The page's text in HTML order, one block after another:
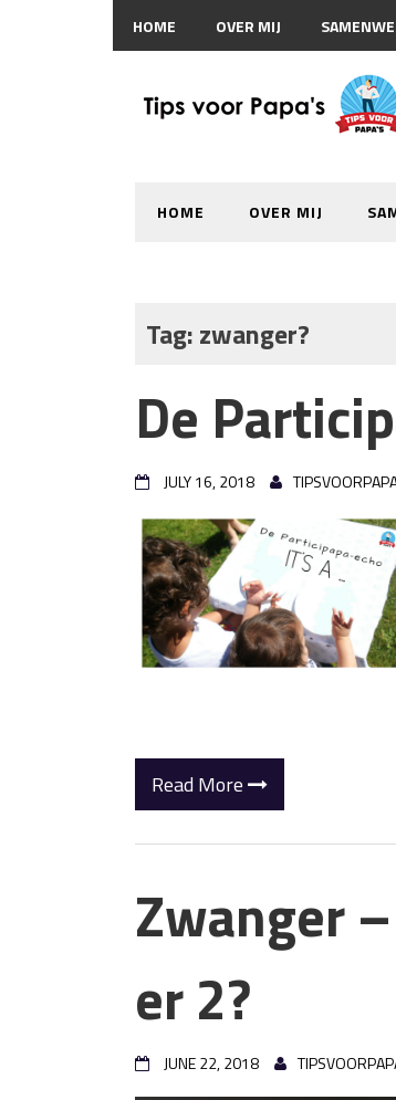
HOME OVER MIJ
HOME OVER MIJ
Tag:zwanger?
De
JULY 16, 2018
Read More
Zwanger
er 2?
JUNE 22, 2018